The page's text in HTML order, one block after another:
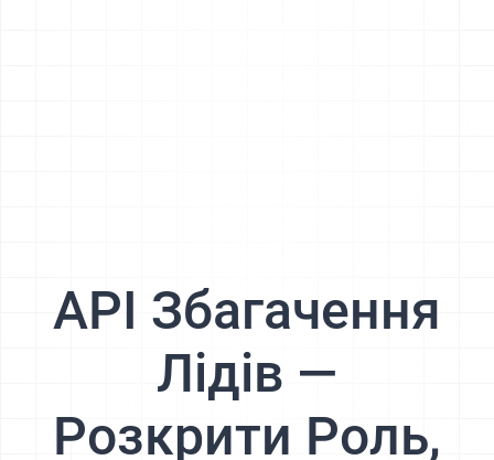
API Збагачення
Лідів —
Розкрити Роль,